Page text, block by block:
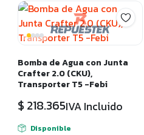
Bomba de Agua con Junta
Crafter 2.0 (CKU),
Transporter T5 -Febi
$218.365IVA Incluido
Disponible